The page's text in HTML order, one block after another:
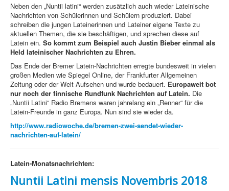
Neben den „Nuntii latini“ werden zusätzlich auch wieder Lateinische
Nachrichten von Schülerinnen und Schülern produziert. Dabei
schreiben die jungen Lateinerinnen und Lateiner eigene Texte zu
aktuellen Themen, die sie beschäftigen, und sprechen diese auf
Latein ein. So kommt zum Beispiel auch Justin Bieber einmal als
Held lateinischer Nachrichten zu Ehren.
Das Ende der Bremer Latein-Nachrichten erregte bundesweit in vielen
großen Medien wie Spiegel Online, der Frankfurter Allgemeinen
Zeitung oder der Welt Aufsehen und wurde bedauert. Europaweit bot
nur noch der finnische Rundfunk Nachrichten auf Latein. Die
„Nuntii Latini“ Radio Bremens waren jahrelang ein „Renner“ für die
Latein-Freunde in ganz Europa. Nun sind sie wieder da.
http://www.radiowoche.de/bremen-zwei-sendet-wieder-
nachrichten-auf-latein/
Latein-Monatsnachrichten:
Nuntii Latini mensis Novembris 2018